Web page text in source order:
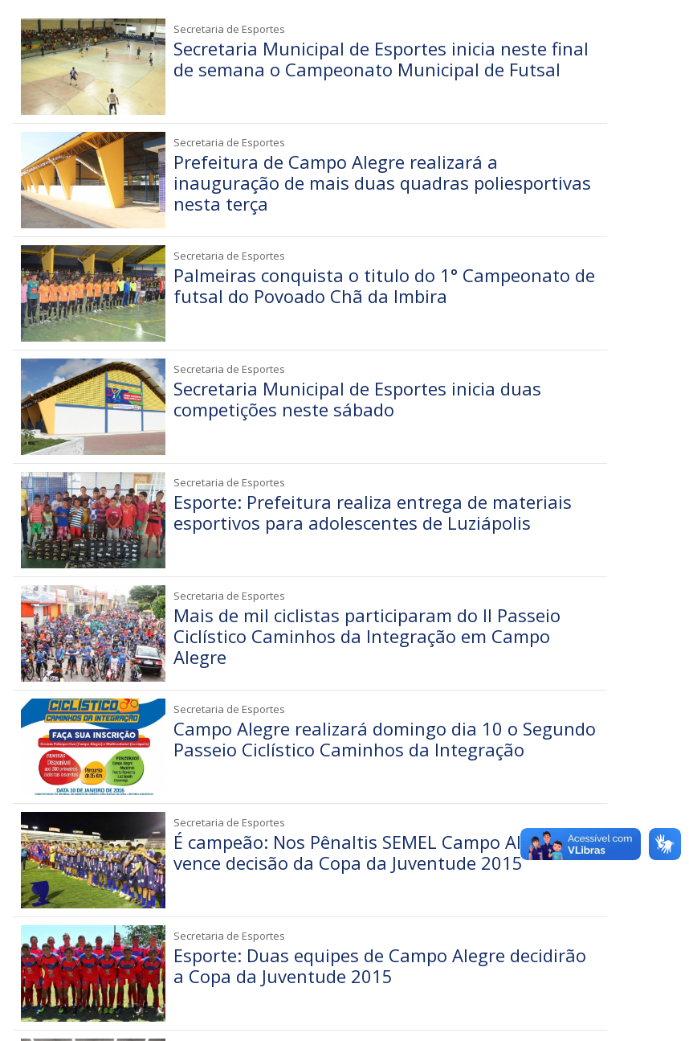
Secretaria de Esportes
Secretaria Municipal de Esportes inicia neste final
de semana o Campeonato Municipal de Futsal
Secretaria de Esportes
Prefeitura de Campo Alegre realizará a
inauguração de mais duas quadras poliesportivas
nesta terça
Secretaria de Esportes
Palmeiras conquista o titulo do 1° Campeonato de
futsal do Povoado Chã da Imbira
Secretaria de Esportes
Secretaria Municipal de Esportes inicia duas
competições neste sábado
Secretaria de Esportes
Esporte: Prefeitura realiza entrega de materiais
esportivos para adolescentes de Luziápolis
Secretaria de Esportes
Mais de mil ciclistas participaram do II Passeio
Ciclístico Caminhos da Integração em Campo
Alegre
Secretaria de Esportes
Campo Alegre realizará domingo dia 10 o Segundo
Passeio Ciclístico Caminhos da Integração
Secretaria de Esportes
É campeão: Nos Pênaltis SEMEL Campo Alegre
vence decisão da Copa da Juventude 2015
Secretaria de Esportes
Esporte: Duas equipes de Campo Alegre decidirão
a Copa da Juventude 2015